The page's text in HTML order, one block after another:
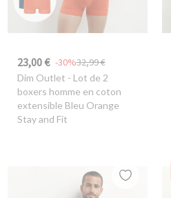
23,00 € 32,99 €
-30%
Dim Outlet - Lot de 2
boxers homme en coton
extensible Bleu Orange
Stay and Fit